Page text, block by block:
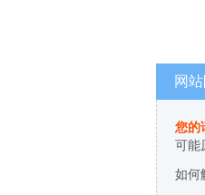
网
您的
可能
如何